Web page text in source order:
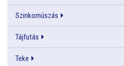
Szinkornúszás
Tájfutás
Teke